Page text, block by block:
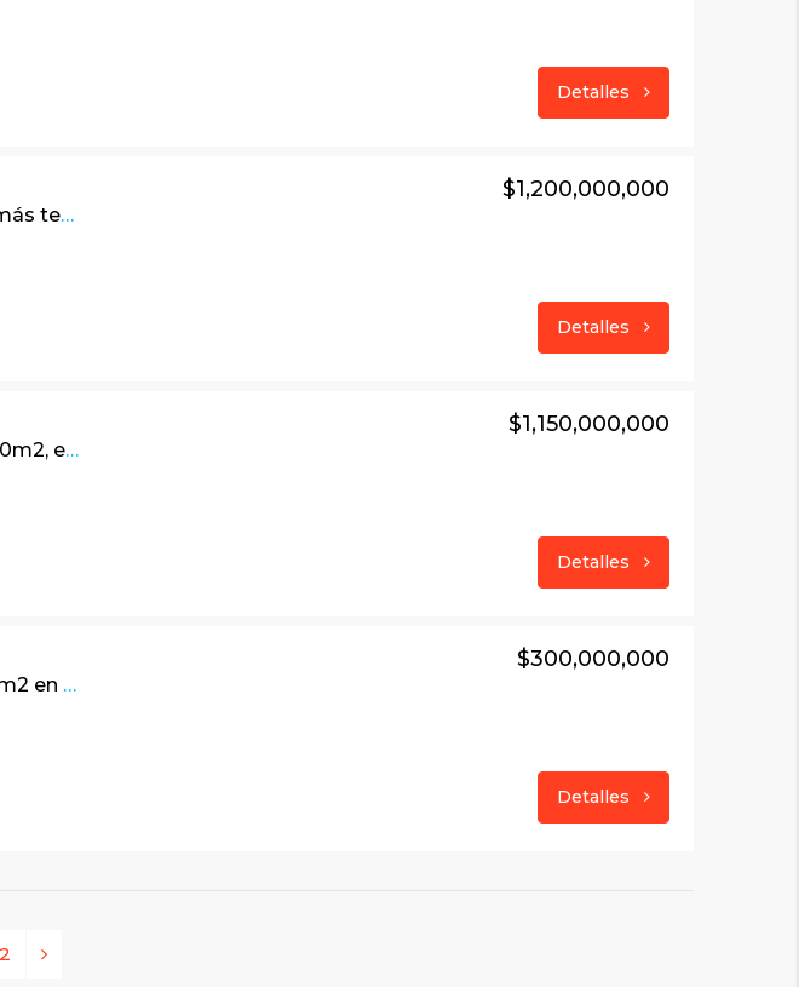
Detalles
Lindo apartamento dúplex de 205m2 más terraza en Bosque de Pinos
$1,200,000,000
Detalles
Lindo apartamento remodelado de 240m2, en Santa Bárbara
$1,150,000,000
Detalles
Apartamento interior iluminado de 60 m2 en El Batan
$300,000,000
Detalles
2